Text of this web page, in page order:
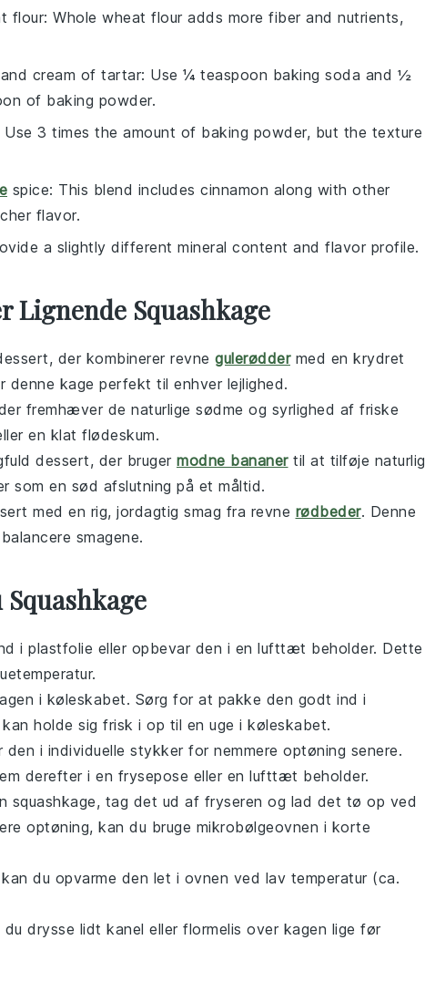
flour: Whole wheat flour adds more fiber and nutrients,
cream of tartar: Use ¼ teaspoon baking soda and ½
of baking powder.
Use 3 times the amount of baking powder, but the texture
spice: This blend includes cinnamon along with other
flavor.
a slightly different mineral content and flavor profile.
Squashkage
, der kombinerer revne gulerøddermed en krydret
denne kage perfekt til enhver lejlighed.
fremhæver de naturlige sødme og syrlighed af friske
en klat flødeskum.
dessert, der bruger modne bananertil at tilføje naturlig
som en sød afslutning på et måltid.
med en rig, jordagtig smag fra revne rødbeder. Denne
smagene.
i plastfolie eller opbevar den i en lufttæt beholder. Dette
i køleskabet. Sørg for at pakke den godt ind i
holde sig frisk i op til en uge i køleskabet.
i individuelle stykker for nemmere optøning senere.
derefter i en frysepose eller en lufttæt beholder.
squashkage, tag det ud af fryseren og lad det tø op ved
optøning, kan du bruge mikrobølgeovnen i korte
du opvarme den let i ovnen ved lav temperatur (ca.
drysse lidt kanel eller flormelis over kagen lige før